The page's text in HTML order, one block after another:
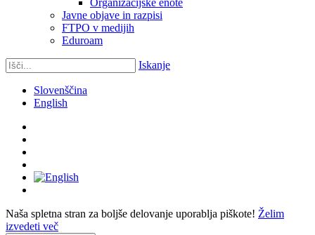
Javne objave in razpisi
FTPO v medijih
Eduroam
Iskanje
Slovenščina
English
Naša spletna stran za boljše delovanje uporablja piškote! Želim
izvedeti več